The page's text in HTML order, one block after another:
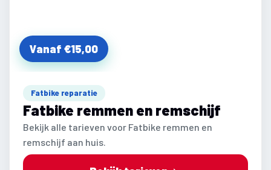
Vanaf €15,00
Fatbike reparatie
Fatbike remmen en remschijf
Bekijk alle tarieven voor Fatbike remmen en
remschijf aan huis.